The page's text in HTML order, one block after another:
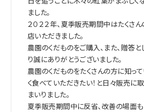
ました。
２０２２年、夏季販売期間中はたくさ
店いただきました。
農園のくだものをご購入、また、贈答
り誠にありがとうございました。
農園のくだものをたくさんの方に知っ
く食べていただきたい！と日々販売に
まいりました。
夏季販売期間中に反省、改善の場面も